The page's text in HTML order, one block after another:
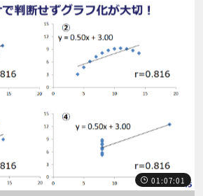
01:07:01